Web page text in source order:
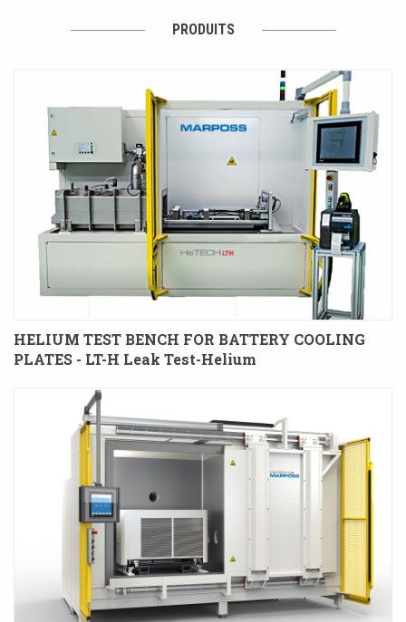
PRODUITS
HELIUM TEST BENCH FOR BATTERY COOLING
PLATES - LT-H Leak Test-Helium